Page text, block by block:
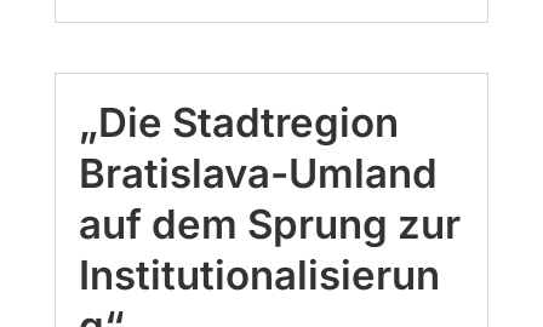
„Die Stadtregion
Bratislava-Umland
auf dem Sprung zur
Institutionalisierun